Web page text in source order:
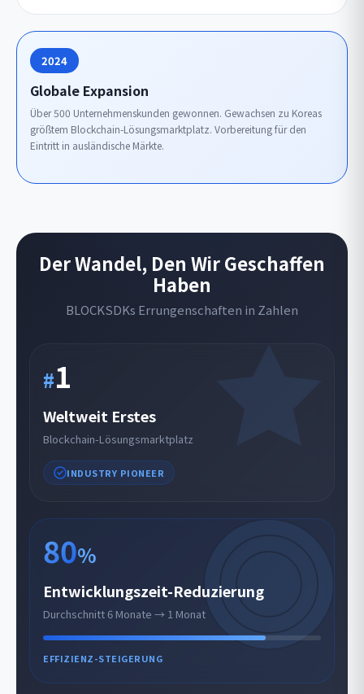
2024
Globale Expansion
Über 500 Unternehmenskunden gewonnen. Gewachsen zu Koreas
größtem Blockchain-Lösungsmarktplatz. Vorbereitung für den
Eintritt in ausländische Märkte.
Der Wandel, Den Wir Geschaffen
Haben
BLOCKSDKs Errungenschaften in Zahlen
#1
Weltweit Erstes
Blockchain-Lösungsmarktplatz
INDUSTRY PIONEER
80%
Entwicklungszeit-Reduzierung
Durchschnitt 6 Monate → 1 Monat
EFFIZIENZ-STEIGERUNG